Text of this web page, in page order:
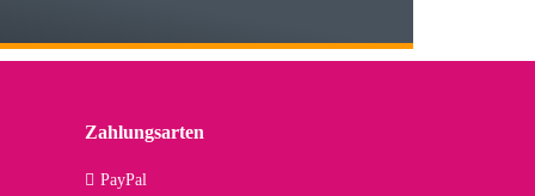
kommenden Jahren herausstellen. Spannend wird es falls
Zahlungsarten
PayPal